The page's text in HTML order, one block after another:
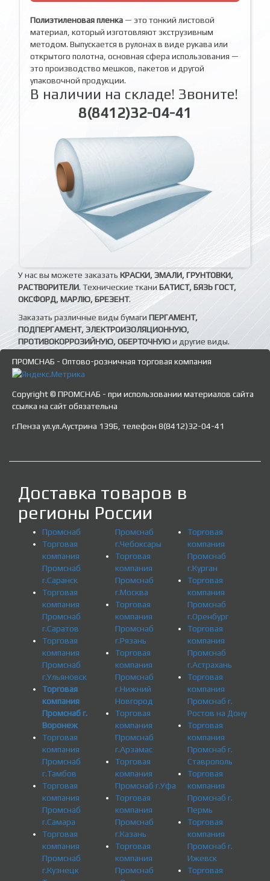
Полиэтиленовая пленка — это тонкий листовой
материал, который изготовляют экструзивным
методом. Выпускается в рулонах в виде рукава или
открытого полотна, основная сфера использования —
это производство мешков, пакетов и другой
упаковочной продукции.
В наличии на складе! Звоните!
8(8412)32-04-41
У нас вы можете заказать КРАСКИ, ЭМАЛИ, ГРУНТОВКИ,
РАСТВОРИТЕЛИ. Технические тканиБАТИСТ, БЯЗЬ ГОСТ,
ОКСФОРД, МАРЛЮ, БРЕЗЕНТ.
Заказать различные виды бумаги ПЕРГАМЕНТ,
ПОДПЕРГАМЕНТ, ЭЛЕКТРОИЗОЛЯЦИОННУЮ,
ПРОТИВОКОРРОЗИЙНУЮ, ОБЕРТОЧНУЮи другие виды.
ПРОМСНАБ - Оптово-розничная торговая компания
Copyright © ПРОМСНАБ - при использовании материалов сайта
ссылка на сайт обязательна
г.Пенза ул.ул.Аустрина 139Б, телефон 8(8412)32-04-41
Доставка товаров в
регионы России
Промснаб
Торговая
компания
Промснаб
г.Саранск
Торговая
компания
Промснаб
г.Саратов
Торговая
компания
Промснаб
г.Ульяновск
Торговая
компания
Промснаб г.
Воронеж
Торговая
компания
Промснаб
г.Тамбов
Торговая
компания
Промснаб
г.Самара
Торговая
компания
Промснаб
г.Кузнецк
Промснаб
г.Чебоксары
Торговая
компания
Промснаб
г.Москва
Торговая
компания
Промснаб
г.Рязань
Торговая
компания
Промснаб
г.Нижний
Новгород
Торговая
компания
Промснаб
г.Арзамас
Торговая
компания
Промснаб г.Уфа
Торговая
компания
Промснаб
г.Казань
Торговая
компания
Промснаб
Торговая
компания
Промснаб
г.Курган
Торговая
компания
Промснаб
г.Оренбург
Торговая
компания
Промснаб
г.Астрахань
Торговая
компания
Промснаб г.
Ростов на Дону
Торговая
компания
Промснаб г.
Ставрополь
Торговая
компания
Промснаб г.
Пермь
Торговая
компания
Промснаб г.
Ижевск
Торговая